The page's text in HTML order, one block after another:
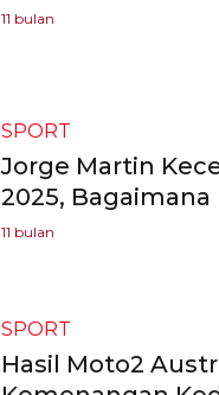
11 bulan
SPORT
Jorge Martin
2025, Bagaimana
11 bulan
SPORT
Hasil Moto2